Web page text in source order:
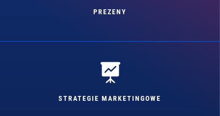
PREZENY

STRATEGIE MARKETINGOWE